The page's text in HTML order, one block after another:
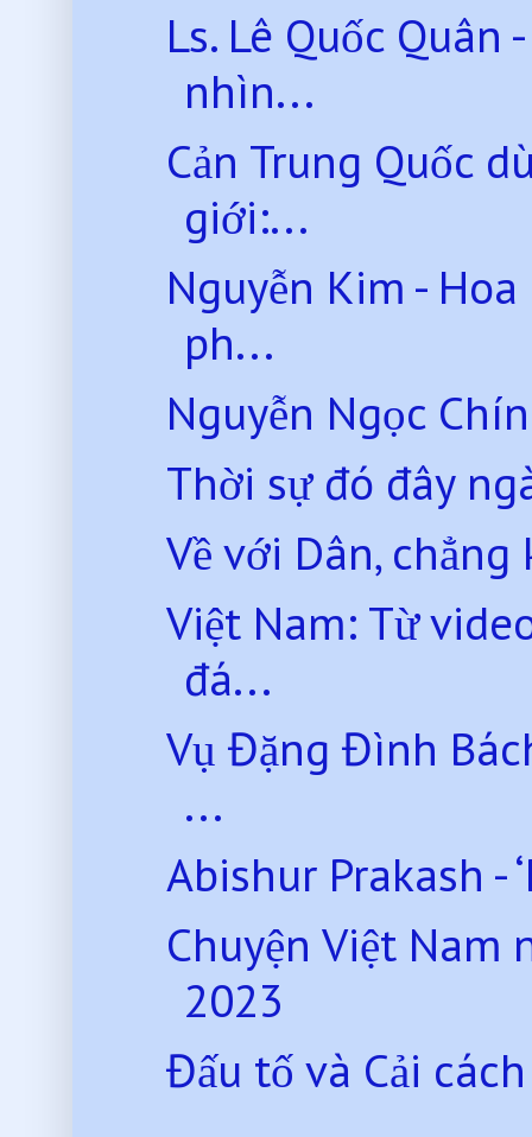
Ls. Lê Quốc Quân
nhìn...
Cản Trung Quốc
giới:...
Nguyễn Kim -
ph...
Nguyễn Ngọc
Thời sự đó đây
Về với Dân,
Việt Nam: Từ
đá...
Vụ Đặng Đình
...
Abishur Prakash -
Chuyện Việt Nam
2023
Đấu tố và Cải